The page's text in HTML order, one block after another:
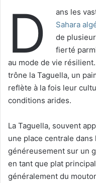
D
ans les
Sahara
de
fierté
au mode de vie
trône la Taguella, un
reflète à la fois leur
conditions arides.
La Taguella, souvent
une place centrale
généreusement sur un
en tant que plat
généralement du